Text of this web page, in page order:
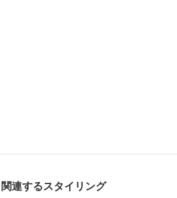
関連するスタイリング